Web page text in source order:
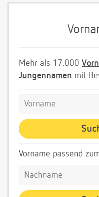
Mehr als 17.000
Jungennamen mit
Vorname passend